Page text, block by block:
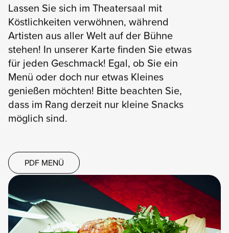
Lassen Sie sich im Theatersaal mit
Köstlichkeiten verwöhnen, während
Artisten aus aller Welt auf der Bühne
stehen! In unserer Karte finden Sie etwas
für jeden Geschmack! Egal, ob Sie ein
Menü oder doch nur etwas Kleines
genießen möchten! Bitte beachten Sie,
dass im Rang derzeit nur kleine Snacks
möglich sind.
PDF MENÜ